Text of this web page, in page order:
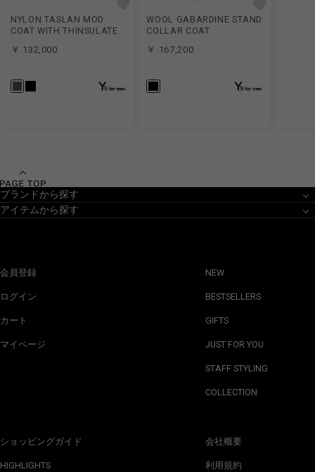
NYLON TASLAN MOD
COAT WITH THINSULATE
￥ 132,000
WOOL GABARDINE STAND
COLLAR COAT
￥ 167,200
ブランドから探す
アイテムから探す
会員登録
ログイン
カート
マイページ
ショッピングガイド
HIGHLIGHTS
NEW
BESTSELLERS
GIFTS
JUST FOR YOU
STAFF STYLING
COLLECTION
会社概要
利用規約